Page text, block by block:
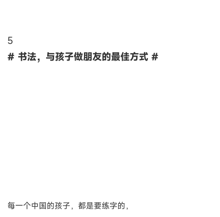
5
# 书法，与孩子做朋友的最佳方式 #
每一个中国的孩子，都是要练字的，